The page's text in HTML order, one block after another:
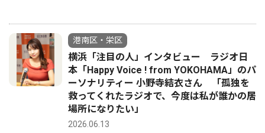
港南区・栄区
横浜「注目の人」インタビュー ラジオ日
本「Happy Voice ! from YOKOHAMA」のパ
ーソナリティー 小野寺結衣さん 「孤独を
救ってくれたラジオで、今度は私が誰かの居
場所になりたい」
2026.06.13